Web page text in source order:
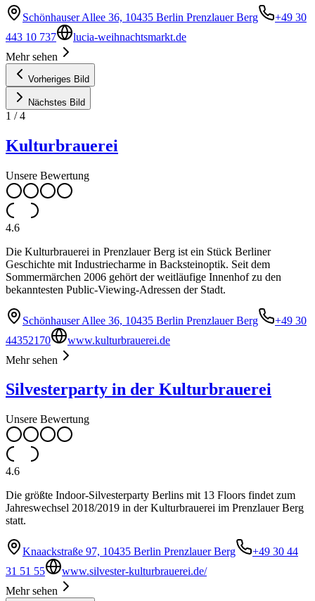
Schönhauser Allee 36, 10435 Berlin Prenzlauer Berg
+49 30
443 10 737
lucia-weihnachtsmarkt.de
Mehr sehen
Vorheriges Bild
Nächstes Bild
1 /4
Kulturbrauerei
Unsere Bewertung
4.6
Die Kulturbrauerei in Prenzlauer Berg ist ein Stück Berliner
Geschichte mit Industriecharme in Backsteinoptik. Seit dem
Sommermärchen 2006 gehört der weitläufige Innenhof zu den
bekanntesten Public-Viewing-Adressen der Stadt.
Schönhauser Allee 36, 10435 Berlin Prenzlauer Berg
+49 30
44352170
www.kulturbrauerei.de
Mehr sehen
Silvesterparty in der Kulturbrauerei
Unsere Bewertung
4.6
Die größte Indoor-Silvesterparty Berlins mit 13 Floors findet zum
Jahreswechsel 2018/2019 in der Kulturbrauerei im Prenzlauer Berg
statt.
Knaackstraße 97, 10435 Berlin Prenzlauer Berg
+49 30 44
31 51 55
www.silvester-kulturbrauerei.de/
Mehr sehen